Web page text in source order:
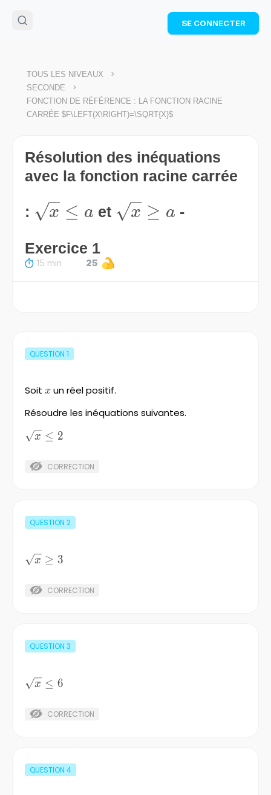
🌴Cahier de vacances offert
: révise les maths cet
Télécharge ton PDF gratuit et progresse avec des
SE CONNECTER
TOUS LES NIVEAUX >
SECONDE >
FONCTION DE RÉFÉRENCE : LA FONCTION RACINE
CARRÉE $F\LEFT(X\RIGHT)=\SQRT{X}$
Résolution des inéquations
avec la fonction racine carrée
: \sqrt{x}
x ≤ a et \sqrt{x}
x ≥ a -
Exercice 1
15 min 25
QUESTION 1
Soit x
x un réel positif.
Résoudre les inéquations suivantes.
\sqrt{x}
x ≤ 2
CORRECTION
QUESTION 2
\sqrt{x}
x ≥ 3
CORRECTION
QUESTION 3
\sqrt{x}
x ≤ 6
CORRECTION
QUESTION 4